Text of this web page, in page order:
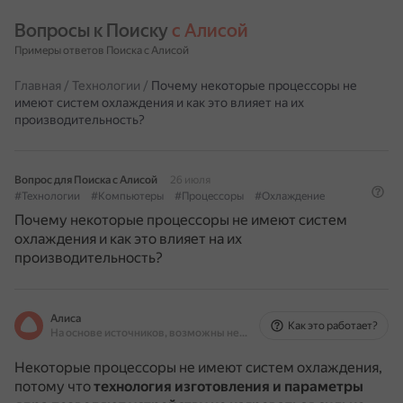
Вопросы к Поиску с Алисой
Примеры ответов Поиска с Алисой
Главная / Технологии / Почему некоторые процессоры не
имеют систем охлаждения и как это влияет на их
производительность?
Вопрос для Поиска с Алисой
26 июля
#Технологии
#Компьютеры #Процессоры #Охлаждение
Почему некоторые процессоры не имеют систем
охлаждения и как это влияет на их
производительность?
Алиса
На основе источников, возможны неточности
Как это работает?
Некоторые процессоры не имеют систем охлаждения,
потому чтотехнология изготовления и параметры